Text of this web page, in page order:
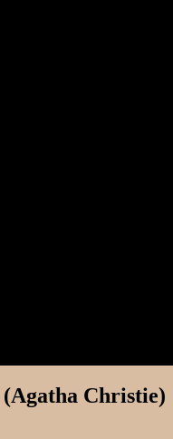
(Agatha Christie)